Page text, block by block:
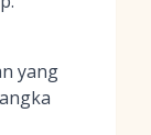
yang